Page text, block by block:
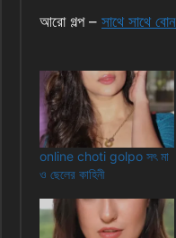
আরো গল্প – সাথে সাথে
online choti golpo সৎ মা
ও ছেলের কাহিনী